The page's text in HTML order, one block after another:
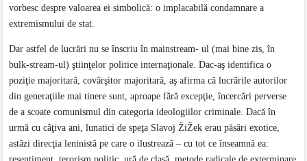
vorbesc despre valoarea ei simbolică: o implacabilă condamnare a
extremismului de stat.
Dar astfel de lucrări nu se înscriu în mainstream- ul (mai bine zis, în
bulk-stream-ul) ştiinţelor politice internaţionale. Dac-aş identifica o
poziţie majoritară, covârşitor majoritară, aş afirma că lucrările autorilor
din generaţiile mai tinere sunt, aproape fără excepţie, încercări perverse
de a scoate comunismul din categoria ideologiilor criminale. Dacă în
urmă cu câţiva ani, lunatici de speţa Slavoj ŽiŽek erau păsări exotice,
astăzi direcţia leninistă pe care o ilustrează – cu tot ce înseamnă ea: